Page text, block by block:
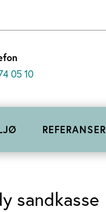
05 10
REFERANSER
sandkasse